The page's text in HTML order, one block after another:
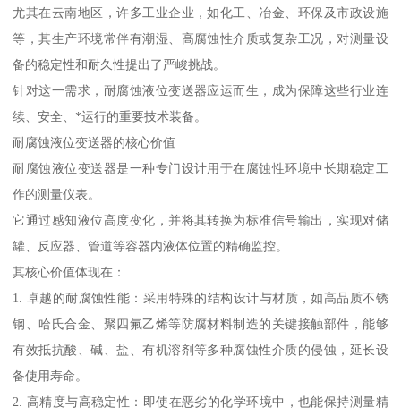
尤其在云南地区，许多工业企业，如化工、冶金、环保及市政设施
等，其生产环境常伴有潮湿、高腐蚀性介质或复杂工况，对测量设
备的稳定性和耐久性提出了严峻挑战。
针对这一需求，耐腐蚀液位变送器应运而生，成为保障这些行业连
续、安全、*运行的重要技术装备。
耐腐蚀液位变送器的核心价值
耐腐蚀液位变送器是一种专门设计用于在腐蚀性环境中长期稳定工
作的测量仪表。
它通过感知液位高度变化，并将其转换为标准信号输出，实现对储
罐、反应器、管道等容器内液体位置的精确监控。
其核心价值体现在：
1. 卓越的耐腐蚀性能：采用特殊的结构设计与材质，如高品质不锈
钢、哈氏合金、聚四氟乙烯等防腐材料制造的关键接触部件，能够
有效抵抗酸、碱、盐、有机溶剂等多种腐蚀性介质的侵蚀，延长设
备使用寿命。
2. 高精度与高稳定性：即使在恶劣的化学环境中，也能保持测量精